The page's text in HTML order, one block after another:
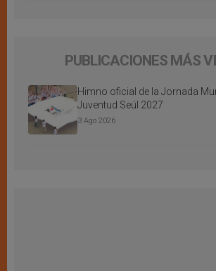
PUBLICACIONES MÁS
Himno oficial de la Jornada
Juventud Seúl 2027
3 Ago 2026